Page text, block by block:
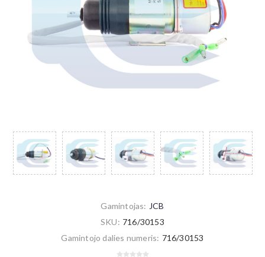
Gamintojas: JCB
SKU: 716/30153
Gamintojo dalies numeris: 716/30153